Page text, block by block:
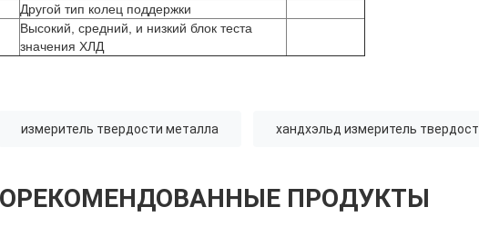
Другой тип колец поддержки
Высокий, средний, и низкий блок теста
значения ХЛД
измеритель твердости металла хандхэльд измеритель
ПРОДУКТЫ